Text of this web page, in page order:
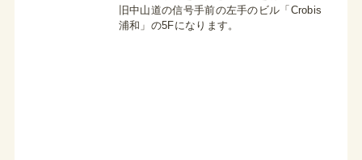
旧中山道の信号手前の左手のビル「Crobis
浦和」の5Fになります。